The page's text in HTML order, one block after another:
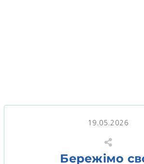
19.05.2026
Бережімо